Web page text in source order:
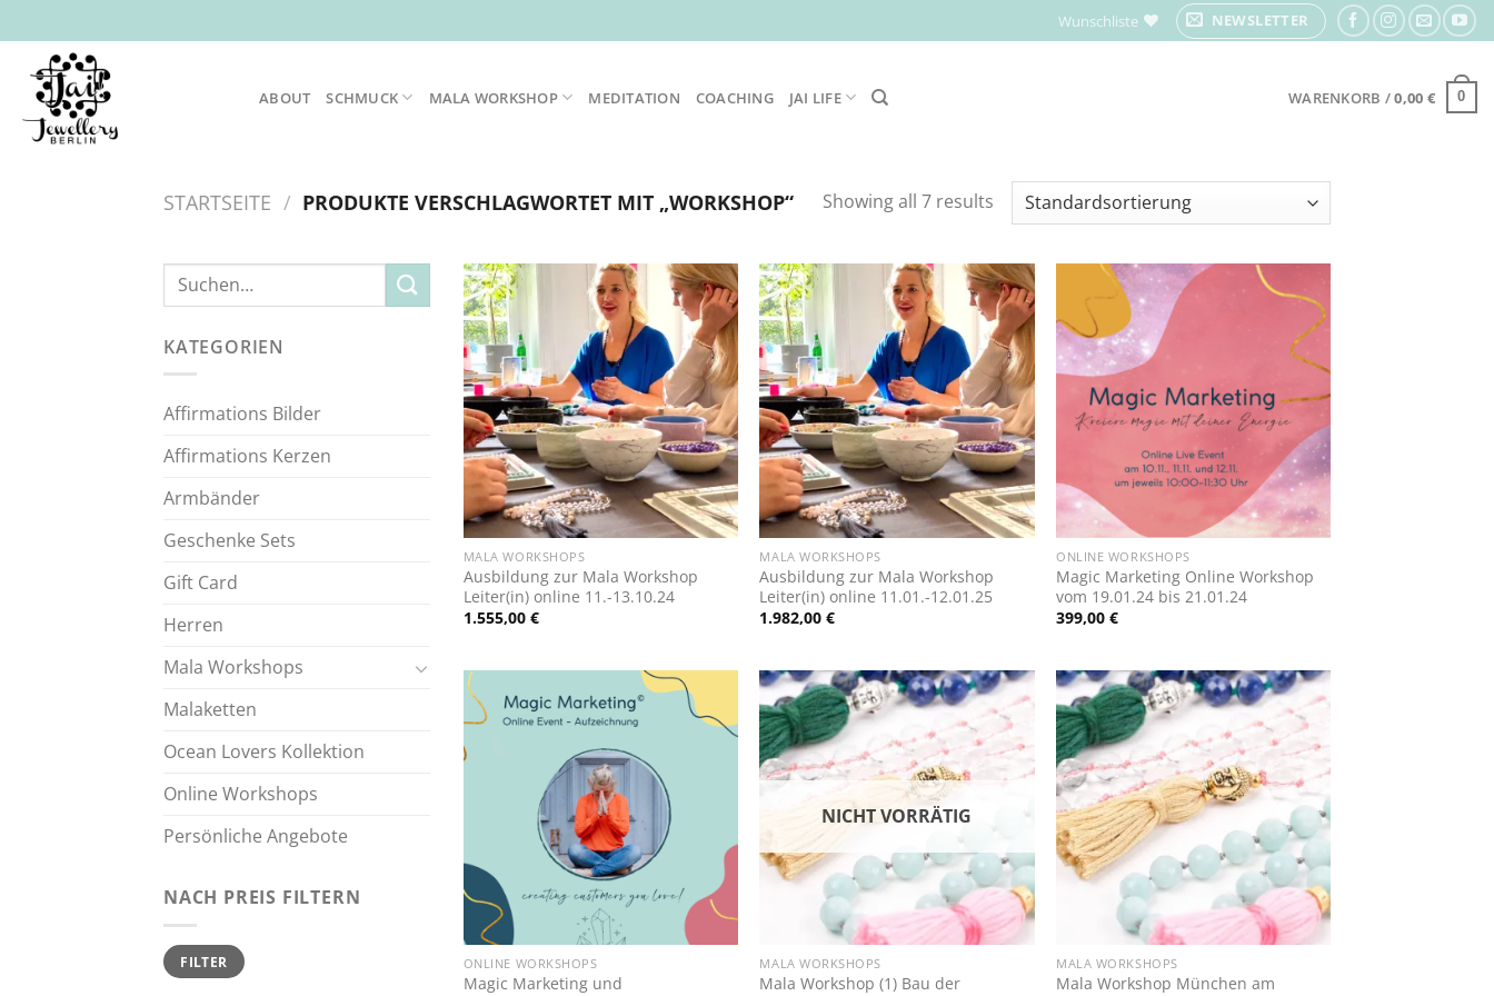
Inhalt
springen
Wunschliste NEWSLETTER
ABOUT SCHMUCK MALA WORKSHOP MEDITATION COACHING JAI LIFE WARENKORB /0,00 € 0
STARTSEITE / PRODUKTE VERSCHLAGWORTET MIT „WORKSHOP“ Showing all 7 results
Suche
nach:
KATEGORIEN
Affirmations Bilder
Affirmations Kerzen
Armbänder
Geschenke Sets
Gift Card
Herren
Mala Workshops
Malaketten
Ocean Lovers Kollektion
Online Workshops
Persönliche Angebote
NACH PREIS FILTERN
Min.
Preis
Max.
PreisFILTER
Zur
Wunschliste
hinzufügen
+
MALA WORKSHOPS
Ausbildung zur Mala Workshop
Leiter(in) online 11.-13.10.24
1.555,00 €
Zur
Wunschliste
hinzufügen
+
MALA WORKSHOPS
Ausbildung zur Mala Workshop
Leiter(in) online 11.01.-12.01.25
1.982,00€
Wunschliste
hinzufügen
ONLINE WORKSHOPS
Magic Marketing Online Workshop
vom 19.01.24 bis 21.01.24
399,00€
hinzufügen
+
ONLINE WORKSHOPS
Magic Marketing und
Zur
Wunschliste
hinzufügen
NICHT VORRÄTIG
MALA WORKSHOPS
Mala Workshop (1) Bau der
Zur
Wunschliste
hinzufügen
MALA WORKSHOPS
Mala Workshop München am